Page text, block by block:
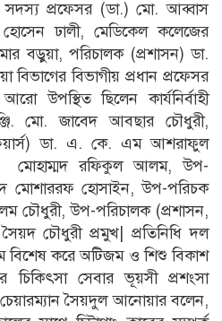
সদস্য প্রফেসর (ডা.) মো. আব্বাস
ঢালী, মেডিকেল কলেজের
বড়ুয়া, পরিচালক (প্রশাসন) ডা.
বিভাগের বিভাগীয় প্রধান প্রফেসর
উপস্থিত ছিলেন কার্যনির্বাহী
মো. জাবেদ আবছার চৌধুরী,
ডা. এ. কে. এম আশরাফুল
মোহাম্মদ রফিকুল আলম, উপ-
মোশাররফ হোসাইন, উপ-পরিচক
চৌধুরী, উপ-পরিচালক (প্রশাসন,
চৌধুরী প্রমুখ| প্রতিনিধি দল
বিশেষ করে অটিজম ও শিশু বিকাশ
চিকিৎসা সেবার ভূয়সী প্রশংসা
সৈয়দুল আনোয়ার বলেন,